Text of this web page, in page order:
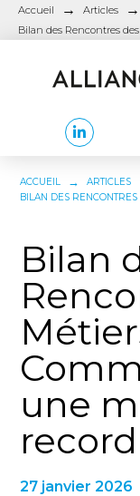
Accueil → Articles →
Bilan des Rencontres
ACCUEIL → ARTICLES
BILAN DES
Bilan
une
record
27 janvier 2026